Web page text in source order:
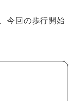
今回の歩行開始